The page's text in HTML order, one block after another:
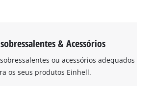
& Acessórios
ou acessórios adequados
os seus produtos Einhell.